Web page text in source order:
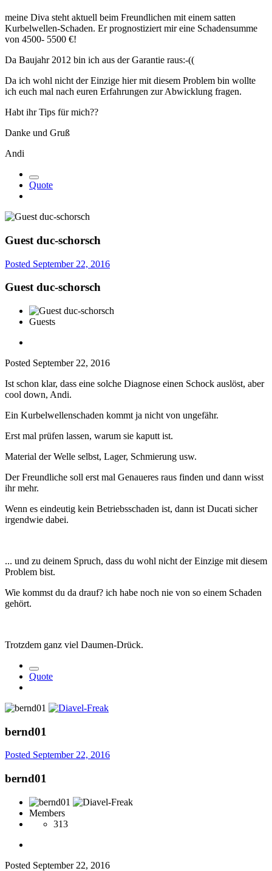
meine Diva steht aktuell beim Freundlichen mit einem satten
Kurbelwellen-Schaden. Er prognostiziert mir eine Schadensumme
von 4500- 5500 €!
Da Baujahr 2012 bin ich aus der Garantie raus:-((
Da ich wohl nicht der Einzige hier mit diesem Problem bin wollte
ich euch mal nach euren Erfahrungen zur Abwicklung fragen.
Habt ihr Tips für mich??
Danke und Gruß
Andi
Quote
Guest duc-schorsch
Posted September 22, 2016
Guest duc-schorsch
Guests
Posted September 22, 2016
Ist schon klar, dass eine solche Diagnose einen Schock auslöst, aber
cool down, Andi.
Ein Kurbelwellenschaden kommt ja nicht von ungefähr.
Erst mal prüfen lassen, warum sie kaputt ist.
Material der Welle selbst, Lager, Schmierung usw.
Der Freundliche soll erst mal Genaueres raus finden und dann wisst
ihr mehr.
Wenn es eindeutig kein Betriebsschaden ist, dann ist Ducati sicher
irgendwie dabei.
... und zu deinem Spruch, dass du wohl nicht der Einzige mit diesem
Problem bist.
Wie kommst du da drauf? ich habe noch nie von so einem Schaden
gehört.
Trotzdem ganz viel Daumen-Drück.
Quote
bernd01
Posted September 22, 2016
bernd01
Members
313
Posted September 22, 2016